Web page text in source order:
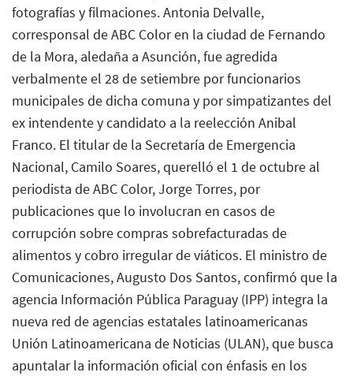
fotografías y filmaciones. Antonia Delvalle,
corresponsal de ABC Color en la ciudad de Fernando
de la Mora, aledaña a Asunción, fue agredida
verbalmente el 28 de setiembre por funcionarios
municipales de dicha comuna y por simpatizantes del
ex intendente y candidato a la reelección Anibal
Franco. El titular de la Secretaría de Emergencia
Nacional, Camilo Soares, querelló el 1 de octubre al
periodista de ABC Color, Jorge Torres, por
publicaciones que lo involucran en casos de
corrupción sobre compras sobrefacturadas de
alimentos y cobro irregular de viáticos. El ministro de
Comunicaciones, Augusto Dos Santos, confirmó que la
agencia Información Pública Paraguay (IPP) integra la
nueva red de agencias estatales latinoamericanas
Unión Latinoamericana de Noticias (ULAN), que busca
apuntalar la información oficial con énfasis en los